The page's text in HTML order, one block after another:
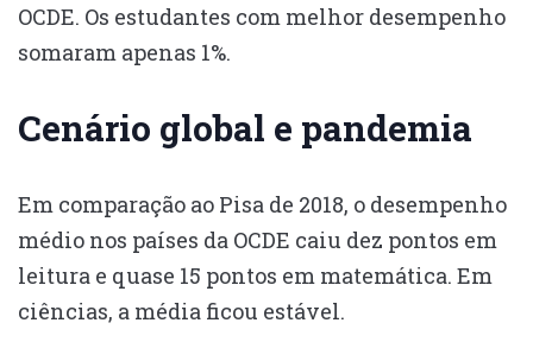
OCDE. Os estudantes com melhor desempenho
somaram apenas 1%.
Cenário global e pandemia
Em comparação ao Pisa de 2018, o desempenho
médio nos países da OCDE caiu dez pontos em
leitura e quase 15 pontos em matemática. Em
ciências, a média ficou estável.